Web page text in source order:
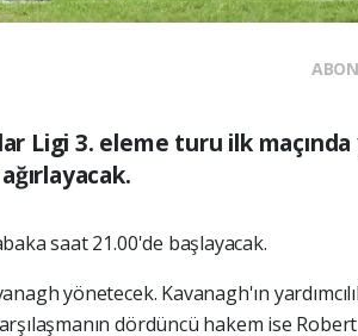
Ligi 3. eleme turu ilk maçında
saat 21.00'de başlayacak.
yönetecek. Kavanagh'ın
dördüncü hakem ise